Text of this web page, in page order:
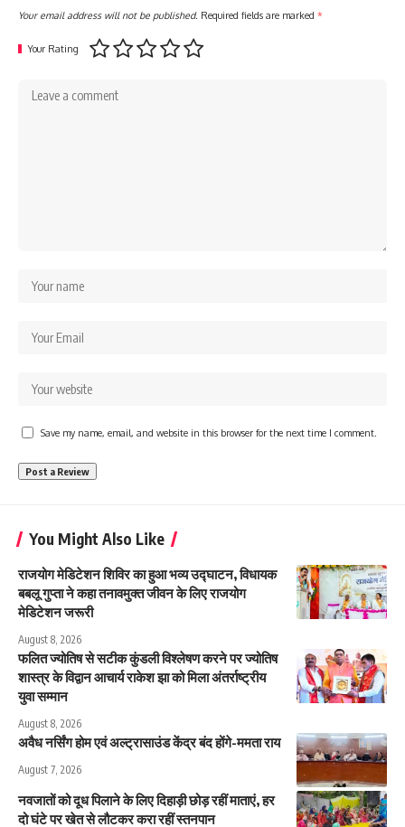
Your email address will not be published. Required fields are marked *
Your Rating
Save my name, email, and website in this browser for the next time I comment.
You Might Also Like
राजयोग मेडिटेशन शिविर का हुआ भव्य उद्घाटन, विधायक
बबलू गुप्ता ने कहा तनावमुक्त जीवन के लिए राजयोग
मेडिटेशन जरूरी
August 8, 2026
फलित ज्योतिष से सटीक कुंडली विश्लेषण करने पर ज्योतिष
शास्त्र के विद्वान आचार्य राकेश झा को मिला अंतर्राष्ट्रीय
युवा सम्मान
August 8, 2026
अवैध नर्सिंग होम एवं अल्ट्रासाउंड केंद्र बंद होंगे-ममता राय
August 7, 2026
नवजातों को दूध पिलाने के लिए दिहाड़ी छोड़ रहीं माताएं, हर
दो घंटे पर खेत से लौटकर करा रहीं स्तनपान